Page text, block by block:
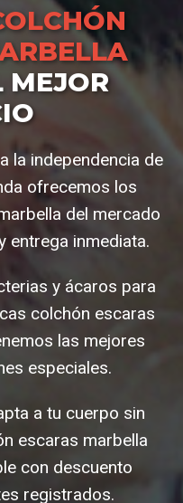
MEJOR
la independencia de
ofrecemos los
del mercado
entrega inmediata.
y ácaros para
colchón escaras
las mejores
especiales.
a tu cuerpo sin
escaras marbella
con descuento
registrados.